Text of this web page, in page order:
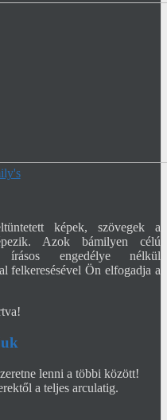
képek, szövegek a
Azok bámilyen célú
írásos engedélye nélkül
felkeresésével Ön elfogadja a
lenni a többi között!
a teljes arculatig.